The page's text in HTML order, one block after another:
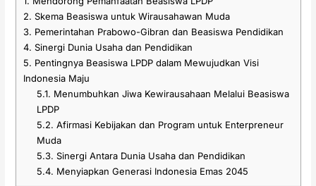
2. Skema Beasiswa untuk Wirausahawan Muda
3. Pemerintahan Prabowo-Gibran dan Beasiswa Pendidikan
4. Sinergi Dunia Usaha dan Pendidikan
5. Pentingnya Beasiswa LPDP dalam Mewujudkan Visi
Indonesia Maju
5.1. Menumbuhkan Jiwa Kewirausahaan Melalui Beasiswa
LPDP
5.2. Afirmasi Kebijakan dan Program untuk Enterpreneur
Muda
5.3. Sinergi Antara Dunia Usaha dan Pendidikan
5.4. Menyiapkan Generasi Indonesia Emas 2045